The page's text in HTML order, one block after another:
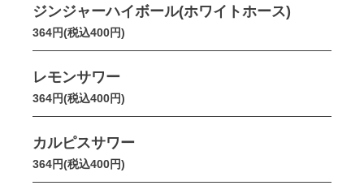
ジンジャーハイボール(ホワイトホース)
364円(税込400円)
レモンサワー
364円(税込400円)
カルピスサワー
364円(税込400円)